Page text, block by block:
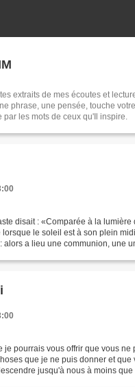
extraits de mes écoutes et
phrase, une pensée, touche
par les mots de ceux qu'Il inspire.
disait : «Comparée à la lumière
lorsque le soleil est à son plein
alors a lieu une communion, une
je pourrais vous offrir que vous ne
que je ne puis donner et que
jusqu'à nous à moins que